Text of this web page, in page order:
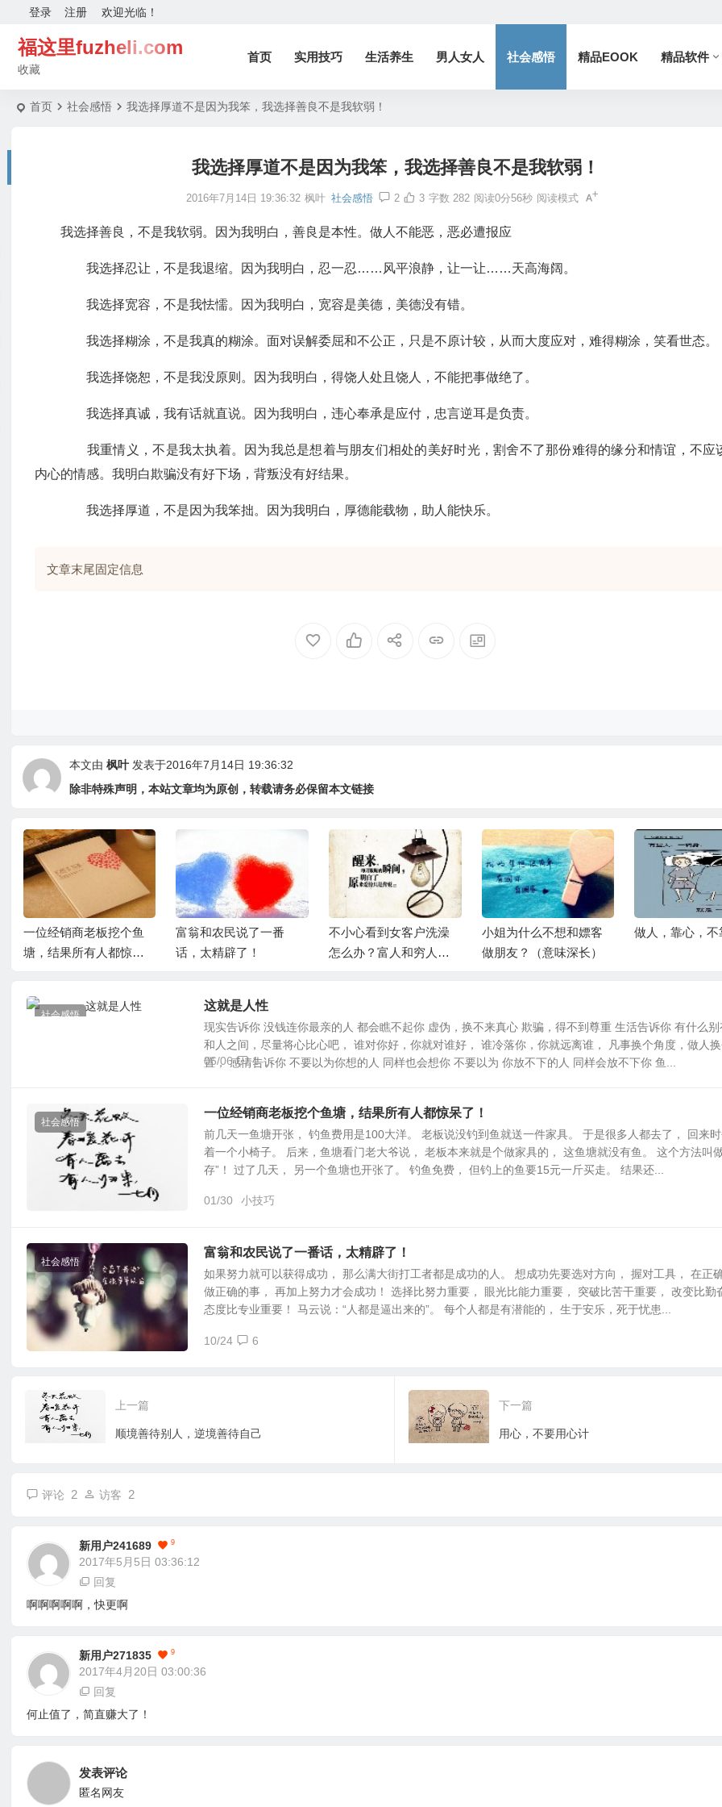
欢迎光临！
登录 注册
福这里fuzheli.com
收藏
首页 实用技巧 生活养生 男人女人 社会感悟 精品EOOK 精品软件
首页 社会感悟 我选择厚道不是因为我笨，我选择善良不是我软弱！
我选择厚道不是因为我笨，我选择善良不是我软弱！
2016年7月14日 19:36:32 枫叶 社会感悟 2 3 字数 282 阅读0分56秒 阅读模式
我选择善良，不是我软弱。因为我明白，善良是本性。做人不能恶，恶必遭报应
我选择忍让，不是我退缩。因为我明白，忍一忍……风平浪静，让一让……天高海阔。
我选择宽容，不是我怯懦。因为我明白，宽容是美德，美德没有错。
我选择糊涂，不是我真的糊涂。面对误解委屈和不公正，只是不原计较，从而大度应对，难得糊涂，笑看世态。
我选择饶恕，不是我没原则。因为我明白，得饶人处且饶人，不能把事做绝了。
我选择真诚，我有话就直说。因为我明白，违心奉承是应付，忠言逆耳是负责。
我重情义，不是我太执着。因为我总是想着与朋友们相处的美好时光，割舍不了那份难得的缘分和情谊，不应
内心的情感。我明白欺骗没有好下场，背叛没有好结果。
我选择厚道，不是因为我笨拙。因为我明白，厚德能载物，助人能快乐。
文章末尾固定信息
本文由枫叶 发表于2016年7月14日 19:36:32
除非特殊声明，本站文章均为原创，转载请务必保留本文链接
一位经销商老板挖个鱼
塘，结果所有人都惊呆
富翁和农民说了一番
话，太精辟了！
不小心看到女客户洗澡
怎么办？富人和穷人最
小姐为什么不想和嫖客
做朋友？（意味深长）
做人，靠心，不
社会感悟
这就是人性
现实告诉你 没钱连你最亲的人 都会瞧不起你 虚伪，换不来真心 欺骗，得不到尊重 生活告诉你 有什么
和人之间，尽量将心比心吧， 谁对你好，你就对谁好， 谁冷落你，你就远离谁， 凡事换个角度，做人
置， 感情告诉你 不要以为你想的人 同样也会想你 不要以为 你放不下的人 同样会放不下你 鱼...
06/06 1
社会感悟
一位经销商老板挖个鱼塘，结果所有人都惊呆了！
前几天一鱼塘开张， 钓鱼费用是100大洋。 老板说没钓到鱼就送一件家具。 于是很多人都去了， 回来
着一个小椅子。 后来，鱼塘看门老大爷说， 老板本来就是个做家具的， 这鱼塘就没有鱼。 这个方法叫
存”！ 过了几天， 另一个鱼塘也开张了。 钓鱼免费， 但钓上的鱼要15元一斤买走。 结果还...
01/30 小技巧
社会感悟
富翁和农民说了一番话，太精辟了！
如果努力就可以获得成功， 那么满大街打工者都是成功的人。 想成功先要选对方向， 握对工具， 在正
做正确的事， 再加上努力才会成功！ 选择比努力重要， 眼光比能力重要， 突破比苦干重要， 改变比勤
态度比专业重要！ 马云说：“人都是逼出来的”。 每个人都是有潜能的， 生于安乐，死于忧患...
10/24 6
上一篇
顺境善待别人，逆境善待自己
下一篇
用心，不要用心计
评论 2 访客 2
新用户241689 9
2017年5月5日 03:36:12
回复
啊啊啊啊啊，快更啊
新用户271835 9
2017年4月20日 03:00:36
回复
何止值了，简直赚大了！
发表评论
匿名网友